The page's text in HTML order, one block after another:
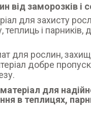
від заморозків і
для захисту
теплиць і
для рослин,
добре
для
в теплицях,